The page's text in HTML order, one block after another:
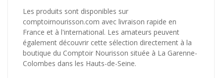
Les produits sont disponibles sur
comptoirnourisson.com avec livraison rapide en
France et à l'international. Les amateurs peuvent
également découvrir cette sélection directement à la
boutique du Comptoir Nourisson située à La Garenne-
Colombes dans les Hauts-de-Seine.